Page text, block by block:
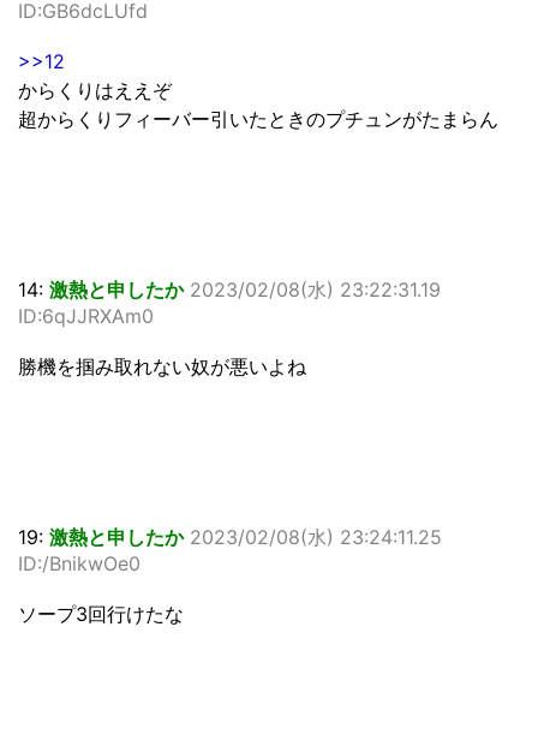
ID:GB6dcLUfd
>>12
からくりはええぞ
超からくりフィーバー引いたときのプチュンがたまらん
14: 激熱と申したか 2023/02/08(水) 23:22:31.19
ID:6qJJRXAm0
勝機を掴み取れない奴が悪いよね
19: 激熱と申したか 2023/02/08(水) 23:24:11.25
ID:/BnikwOe0
ソープ3回行けたな